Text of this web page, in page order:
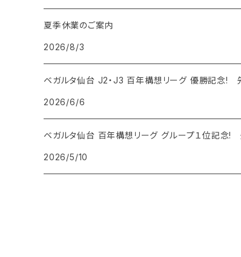
夏季休業のご案内
2026/8/3
ベガルタ仙台 J2・J3 百年構想リーグ 優勝記念!
2026/6/6
ベガルタ仙台 百年構想リーグ グループ１位記念!
2026/5/10